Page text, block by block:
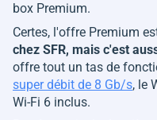
box Premium.
Certes, l'offre Premium
chez SFR, mais c'est
offre tout un tas de
super débit de 8 Gb/s, le
Wi-Fi 6 inclus.